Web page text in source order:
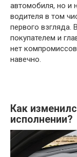
автомобиля, но и
водителя в том
первого
покупателем и
нет
навечно.
Как
исполнении?